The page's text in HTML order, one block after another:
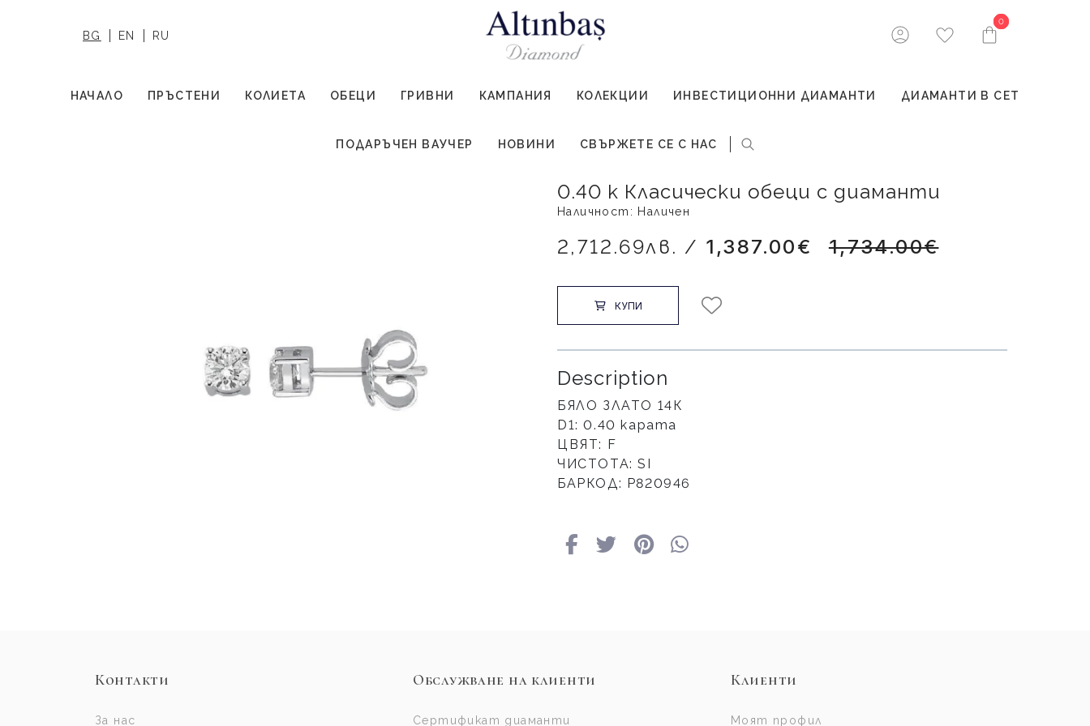
BG EN RU
0
0
НАЧАЛО ПРЪСТЕНИ КОЛИЕТА ОБЕЦИ ГРИВНИ КАМПАНИЯ КОЛЕКЦИИ ИНВЕСТИЦИОННИ ДИАМАНТИ ДИАМАНТИ В СЕТ
ПОДАРЪЧЕН ВАУЧЕР НОВИНИ СВЪРЖЕТЕ СЕ С НАС
0.40 к Класически обеци с диаманти
Наличност: Наличен
2,712.69лв. / 1,387.00€ 1,734.00€
КУПИ
Description
БЯЛО ЗЛАТО 14К
D1: 0.40 карата
ЦВЯТ: F
ЧИСТОТА: SI
БАРКОД: Р820946
Контакти
За нас
Обслужване на клиенти
Сертификат диаманти
Клиенти
Моят профил